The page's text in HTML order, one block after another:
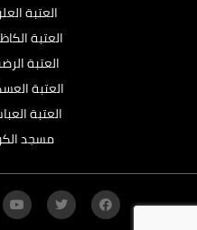
العتبة
العتبة
العتبة
العتبة
العتبة
مسجد